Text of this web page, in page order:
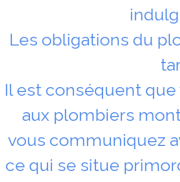
Les obligations du
Il est conséquent
aux plombiers
vous communiquez
ce qui se situe